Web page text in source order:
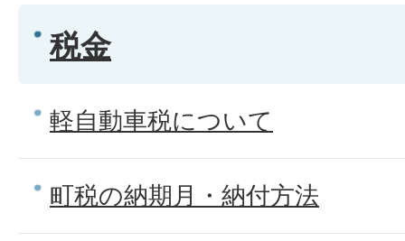
税金
軽自動車税について
町税の納期月・納付方法